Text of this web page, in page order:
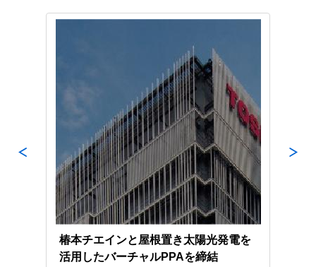
椿本チエインと屋根置き太陽光発電を
活用したバーチャルPPAを締結